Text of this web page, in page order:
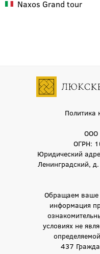
Naxos Grand tour
Политика
ООО
ОГРН:
Юридический
Ленинградский,
Обращаем ваше
информация
условиях не
437